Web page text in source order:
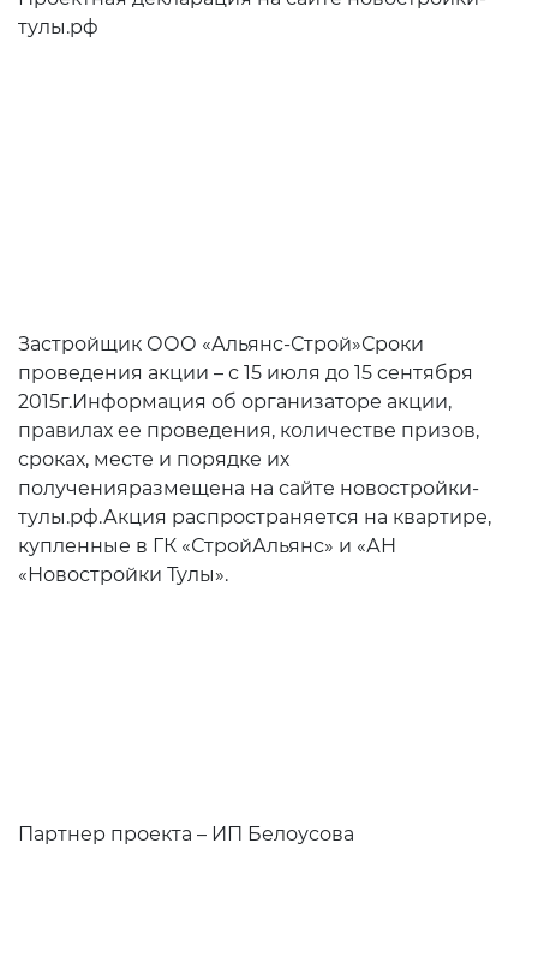
тулы.рф
Застройщик ООО «Альянс-Строй»Сроки
проведения акции – с 15 июля до 15 сентября
2015г.Информация об организаторе акции,
правилах ее проведения, количестве призов,
сроках, месте и порядке их
полученияразмещена на сайте новостройки-
тулы.рф.Акция распространяется на квартире,
купленные в ГК «СтройАльянс» и «АН
«Новостройки Тулы».
Партнер проекта – ИП Белоусова